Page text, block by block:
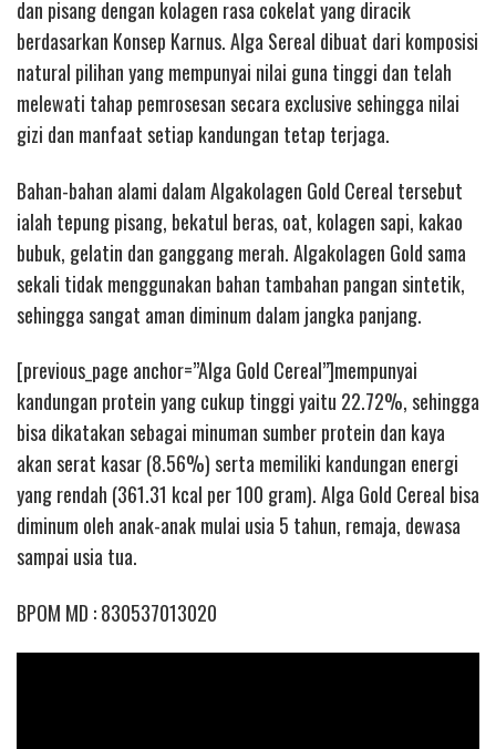
dan pisang dengan kolagen rasa cokelat yang diracik
berdasarkan Konsep Karnus. Alga Sereal dibuat dari komposisi
natural pilihan yang mempunyai nilai guna tinggi dan telah
melewati tahap pemrosesan secara exclusive sehingga nilai
gizi dan manfaat setiap kandungan tetap terjaga.
Bahan-bahan alami dalam Algakolagen Gold Cereal tersebut
ialah tepung pisang, bekatul beras, oat, kolagen sapi, kakao
bubuk, gelatin dan ganggang merah. Algakolagen Gold sama
sekali tidak menggunakan bahan tambahan pangan sintetik,
sehingga sangat aman diminum dalam jangka panjang.
[previous_page anchor=”Alga Gold Cereal”]mempunyai
kandungan protein yang cukup tinggi yaitu 22.72%, sehingga
bisa dikatakan sebagai minuman sumber protein dan kaya
akan serat kasar (8.56%) serta memiliki kandungan energi
yang rendah (361.31 kcal per 100 gram). Alga Gold Cereal bisa
diminum oleh anak-anak mulai usia 5 tahun, remaja, dewasa
sampai usia tua.
BPOM MD : 830537013020